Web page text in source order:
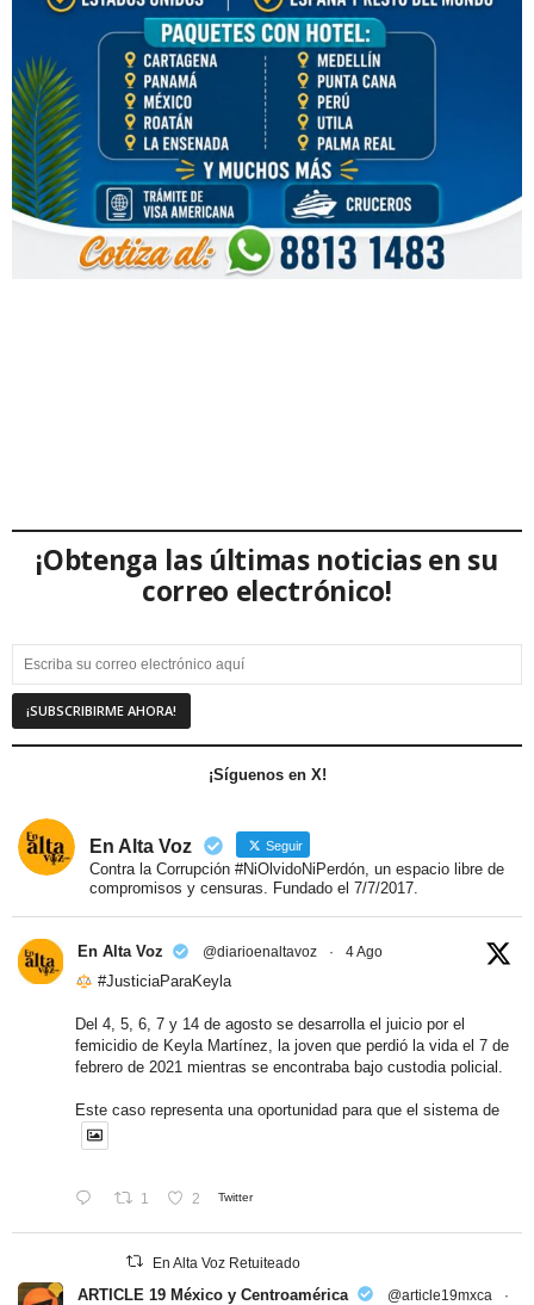
¡Obtenga las últimas noticias en su
correo electrónico!
¡Síguenos en X!
En Alta Voz Seguir
Contra la Corrupción #NiOlvidoNiPerdón, un espacio libre de
compromisos y censuras. Fundado el 7/7/2017.
En Alta Voz @diarioenaltavoz · 4 Ago
#JusticiaParaKeyla
Del 4, 5, 6, 7 y 14 de agosto se desarrolla el juicio por el
femicidio de Keyla Martínez, la joven que perdió la vida el 7 de
febrero de 2021 mientras se encontraba bajo custodia policial.
Este caso representa una oportunidad para que el sistema de
1 2 Twitter
En Alta Voz Retuiteado
ARTICLE 19 México y Centroamérica @article19mxca ·